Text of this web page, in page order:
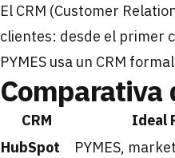
El CRM (Customer
clientes: desde el primer
PYMES usa un CRM
Comparativa
CRM Ideal
HubSpot
PYMES,